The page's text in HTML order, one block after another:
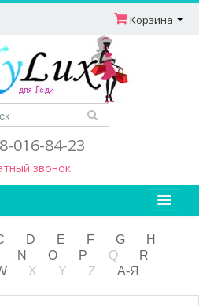
016-84-23
звонок
Корзина
D E F G
H
N O P Q
R
X Y Z А-Я